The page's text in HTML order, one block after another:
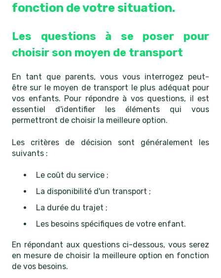
fonction de votre situation.
Les questions à se poser pour
choisir son moyen de transport
En tant que parents, vous vous interrogez peut-
être sur le moyen de transport le plus adéquat pour
vos enfants. Pour répondre à vos questions, il est
essentiel d'identifier les éléments qui vous
permettront de choisir la meilleure option.
Les critères de décision sont généralement les
suivants :
Le coût du service ;
La disponibilité d'un transport ;
La durée du trajet ;
Les besoins spécifiques de votre enfant.
En répondant aux questions ci-dessous, vous serez
en mesure de choisir la meilleure option en fonction
de vos besoins.